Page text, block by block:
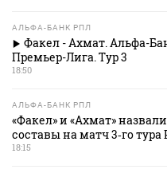
АЛЬФА-БАНК РПЛ
Факел - Ахмат. Альфа-
Премьер-Лига. Тур 3
18:50
АЛЬФА-БАНК РПЛ
«Факел» и «Ахмат»
составы на матч 3‑го
18:15